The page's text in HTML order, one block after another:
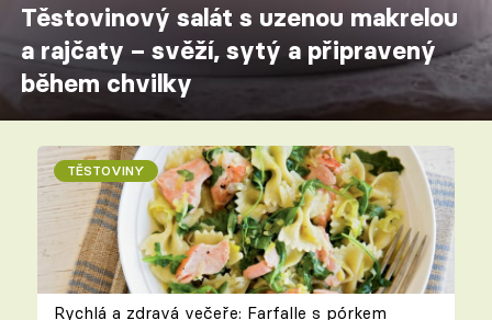
Těstovinový salát s uzenou makrelou
a rajčaty – svěží, sytý a připravený
během chvilky
TĚSTOVINY
Rychlá a zdravá večeře: Farfalle s pórkem